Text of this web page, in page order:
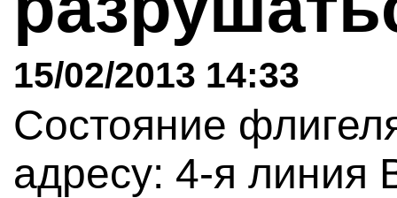
15/02/2013 14:33
Состояние
адресу: 4-я линия